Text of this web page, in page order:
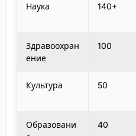
Наука 140+
Здравоохран
ение
100
Культура 50
Образовани
40